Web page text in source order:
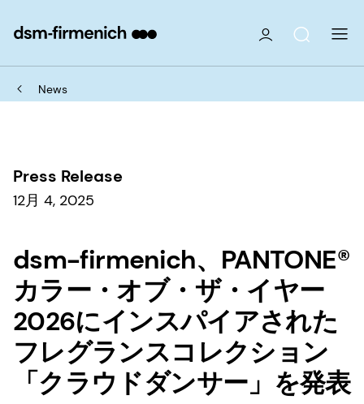
News
Press Release
12月 4, 2025
dsm-firmenich、PANTONE®
カラー・オブ・ザ・イヤー
2026にインスパイアされた
フレグランスコレクション
「クラウドダンサー」を発表